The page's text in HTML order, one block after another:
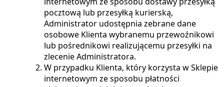
pocztową lub przesyłką kurierską,
Administrator udostępnia zebrane dane
osobowe Klienta wybranemu przewoźnikowi
lub pośrednikowi realizującemu przesyłki na
zlecenie Administratora.
W przypadku Klienta, który korzysta w Sklepie
internetowym ze sposobu płatności